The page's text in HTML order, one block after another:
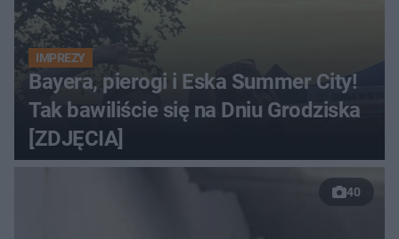
IMPREZY
Bayera, pierogi i Eska Summer City!
Tak bawiliście się na Dniu Grodziska
[ZDJĘCIA]
40